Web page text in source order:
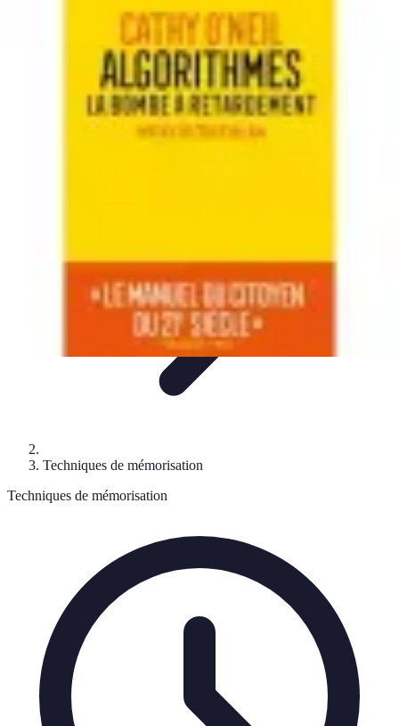
Apprendre Rubik Cube
ApprentissageTechniques
Méthodes d'apprentissageTechniques
Apprendre Rubik Cube
Techniques de mémorisation
Techniques de mémorisation